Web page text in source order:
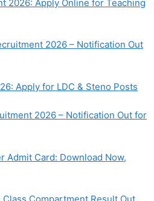
2026: Apply Online for Teaching
2026 – Notification Out
Apply for LDC & Steno Posts
2026 – Notification Out for
Admit Card: Download Now,